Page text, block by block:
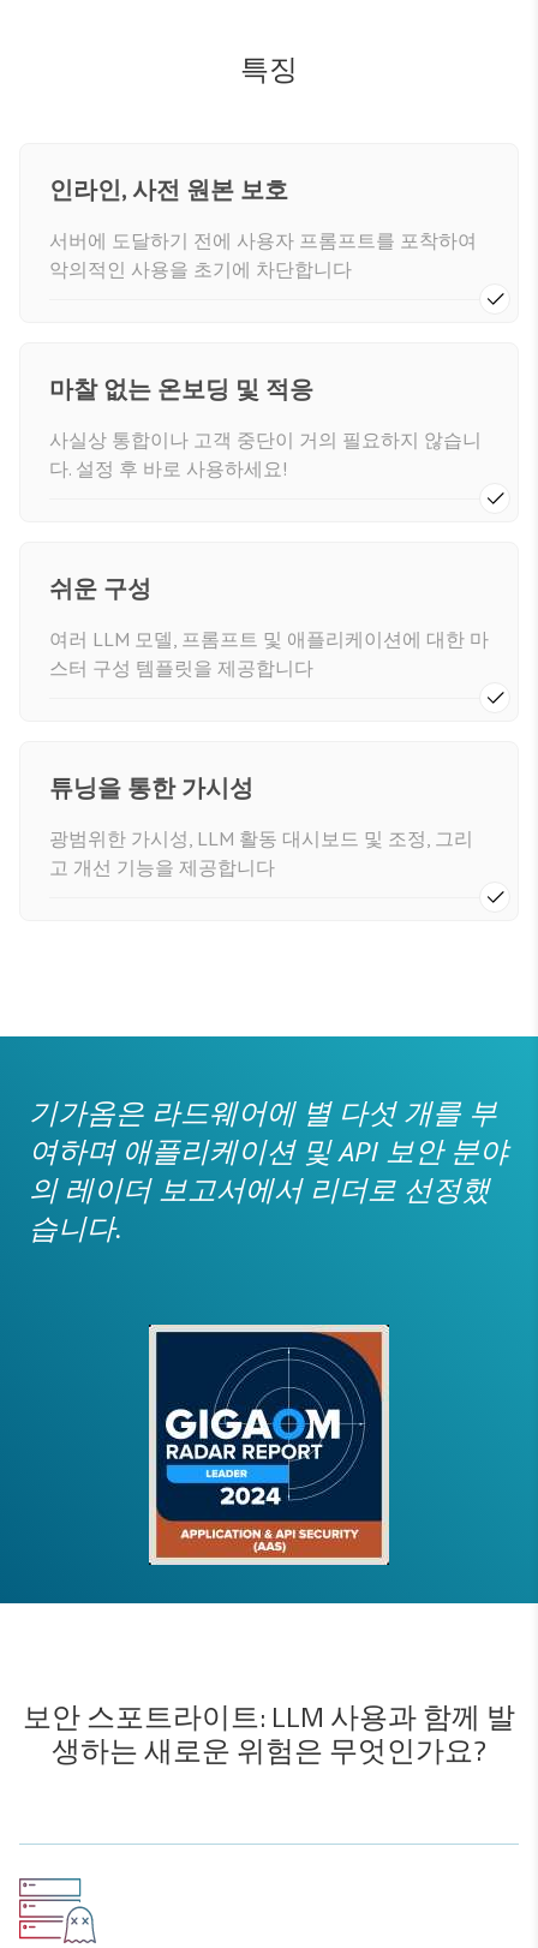
특징
인라인, 사전 원본 보호
서버에 도달하기 전에 사용자 프롬프트를 포착하여
악의적인 사용을 초기에 차단합니다
마찰 없는 온보딩 및 적응
사실상 통합이나 고객 중단이 거의 필요하지 않습니
다. 설정 후 바로 사용하세요!
쉬운 구성
여러 LLM 모델, 프롬프트 및 애플리케이션에 대한 마
스터 구성 템플릿을 제공합니다
튜닝을 통한 가시성
광범위한 가시성, LLM 활동 대시보드 및 조정, 그리
고 개선 기능을 제공합니다
기가옴은 라드웨어에 별 다섯 개를 부
여하며 애플리케이션 및 API 보안 분야
의 레이더 보고서에서 리더로 선정했
습니다.
보안 스포트라이트: LLM 사용과 함께 발
생하는 새로운 위험은 무엇인가요?